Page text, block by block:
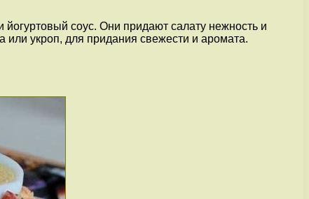
соус. Они придают салату нежность и
или укроп, для придания свежести и аромата.